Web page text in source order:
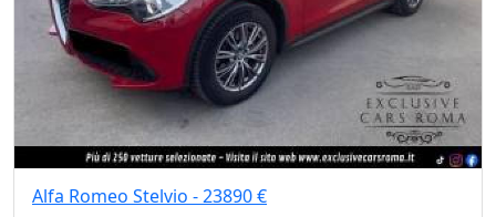
Alfa Romeo Stelvio - 23890 €